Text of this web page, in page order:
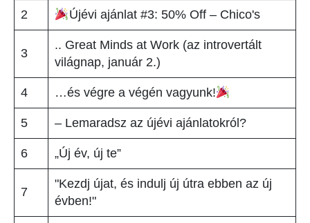
2 Újévi ajánlat #3: 50% Off – Chico's
3
.. Great Minds at Work (az introvertált
világnap, január 2.)
4 …és végre a végén vagyunk!
5 – Lemaradsz az újévi ajánlatokról?
6 „Új év, új te”
7
"Kezdj újat, és indulj új útra ebben az új
évben!"